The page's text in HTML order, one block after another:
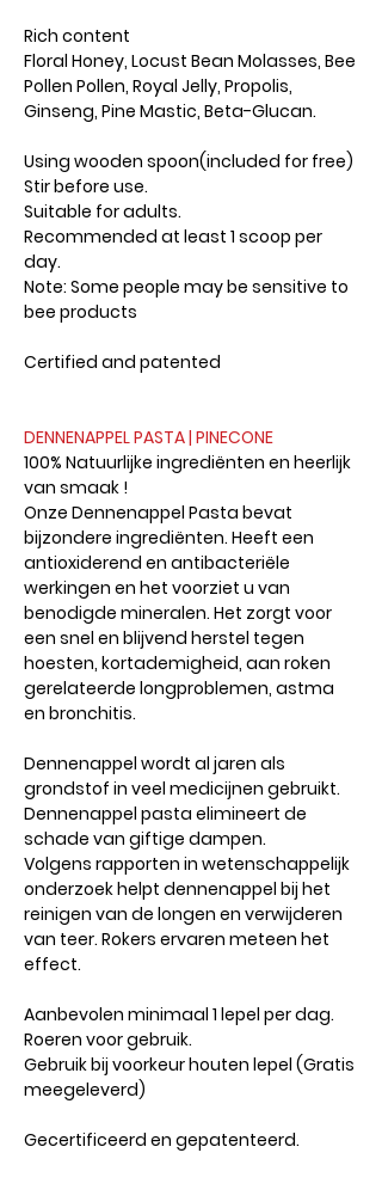
Rich content
Floral Honey, Locust Bean Molasses, Bee
Pollen Pollen, Royal Jelly, Propolis,
Ginseng, Pine Mastic, Beta-Glucan.
Using wooden spoon(included for free)
Stir before use.
Suitable for adults.
Recommended at least 1 scoop per
day.​
Note: Some people may be sensitive to
bee products
Certified and patented
DENNENAPPEL PASTA | PINECONE
100% Natuurlijke ingrediënten en heerlijk
van smaak !
Onze Dennenappel Pasta bevat
bijzondere ingrediënten. Heeft een
antioxiderend en antibacteriële
werkingen en het voorziet u van
benodigde mineralen. Het zorgt voor
een snel en blijvend herstel tegen
hoesten, kortademigheid, aan roken
gerelateerde longproblemen, astma
en bronchitis.
Dennenappel wordt al jaren als
grondstof in veel medicijnen gebruikt.
Dennenappel pasta elimineert de
schade van giftige dampen.
Volgens rapporten in wetenschappelijk
onderzoek helpt dennenappel bij het
reinigen van de longen en verwijderen
van teer. Rokers ervaren meteen het
effect.
Aanbevolen minimaal 1 lepel per dag.
Roeren voor gebruik.
Gebruik bij voorkeur houten lepel (Gratis
meegeleverd)
Gecertificeerd en gepatenteerd.